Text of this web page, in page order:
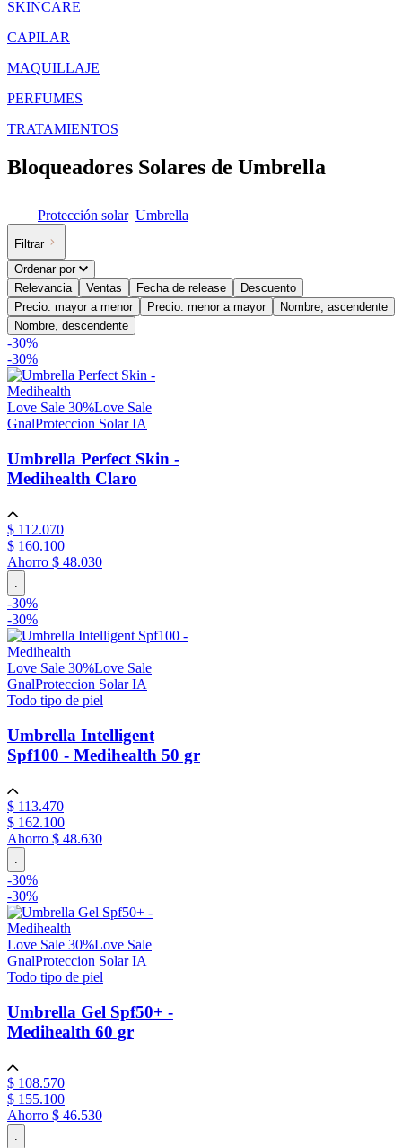
SKINCARE
CAPILAR
MAQUILLAJE
PERFUMES
TRATAMIENTOS
Bloqueadores Solares de Umbrella
Protección solar Umbrella
Filtrar
Ordenar por
Relevancia
Ventas Fecha de release
Descuento
Precio: mayor a menor
Precio: menor a mayor
Nombre, ascendente
Nombre, descendente
-30%
-30%
Love Sale 30%Love Sale
GnalProteccion Solar IA
Umbrella Perfect Skin -
Medihealth Claro
$ 112.070
$ 160.100
Ahorro $ 48.030
.
-30%
-30%
Love Sale 30%Love Sale
GnalProteccion Solar IA
Todo tipo de piel
Umbrella Intelligent
Spf100 - Medihealth 50 gr
$ 113.470
$ 162.100
Ahorro $ 48.630
.
-30%
-30%
Love Sale 30%Love Sale
GnalProteccion Solar IA
Todo tipo de piel
Umbrella Gel Spf50+ -
Medihealth 60 gr
$ 108.570
$ 155.100
Ahorro $ 46.530
.